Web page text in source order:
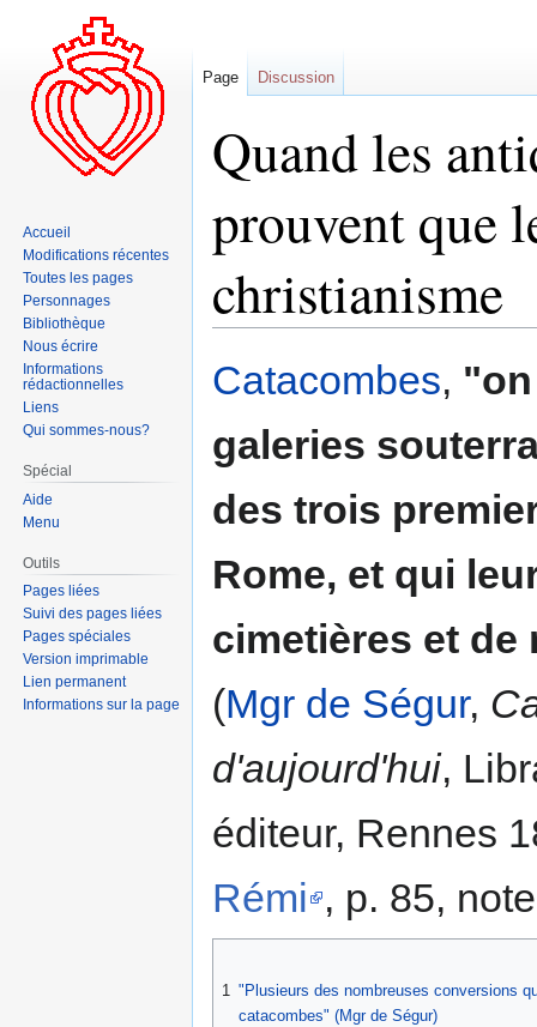
Quand les
prouvent que
christianisme
à
navigation
à
recherche
Catacombes,
galeries
des trois
Rome, et qui
cimetières et
(Mgr de Ségur,
d'aujourd'hui,
éditeur, Rennes
Rémi , p. 85,
1 "Plusieurs des nombreuses conversions
catacombes" (Mgr de Ségur)
Page Discussion
Accueil
Modifications récentes
Toutes les pages
Personnages
Bibliothèque
Nous écrire
Informations
rédactionnelles
Liens
Qui sommes-nous?
Spécial
Aide
Menu
Outils
Pages liées
Suivi des pages liées
Pages spéciales
Version imprimable
Lien permanent
Informations sur la page